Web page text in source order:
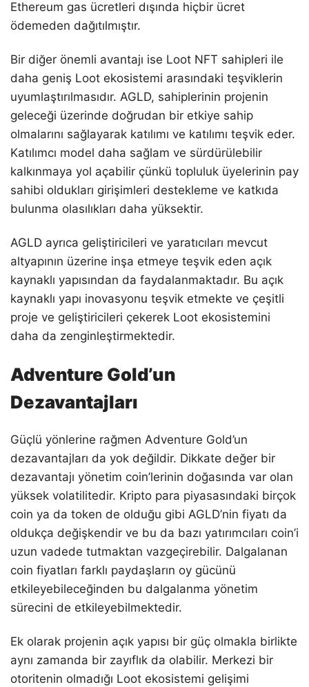
Ethereum gas ücretleri dışında hiçbir ücret
ödemeden dağıtılmıştır.
Bir diğer önemli avantajı ise Loot NFT sahipleri ile
daha geniş Loot ekosistemi arasındaki teşviklerin
uyumlaştırılmasıdır. AGLD, sahiplerinin projenin
geleceği üzerinde doğrudan bir etkiye sahip
olmalarını sağlayarak katılımı ve katılımı teşvik eder.
Katılımcı model daha sağlam ve sürdürülebilir
kalkınmaya yol açabilir çünkü topluluk üyelerinin pay
sahibi oldukları girişimleri destekleme ve katkıda
bulunma olasılıkları daha yüksektir.
AGLD ayrıca geliştiricileri ve yaratıcıları mevcut
altyapının üzerine inşa etmeye teşvik eden açık
kaynaklı yapısından da faydalanmaktadır. Bu açık
kaynaklı yapı inovasyonu teşvik etmekte ve çeşitli
proje ve geliştiricileri çekerek Loot ekosistemini
daha da zenginleştirmektedir.
Adventure Gold’un
Dezavantajları
Güçlü yönlerine rağmen Adventure Gold’un
dezavantajları da yok değildir. Dikkate değer bir
dezavantajı yönetim coin’lerinin doğasında var olan
yüksek volatilitedir. Kripto para piyasasındaki birçok
coin ya da token de olduğu gibi AGLD’nin fiyatı da
oldukça değişkendir ve bu da bazı yatırımcıları coin’i
uzun vadede tutmaktan vazgeçirebilir. Dalgalanan
coin fiyatları farklı paydaşların oy gücünü
etkileyebileceğinden bu dalgalanma yönetim
sürecini de etkileyebilmektedir.
Ek olarak projenin açık yapısı bir güç olmakla birlikte
aynı zamanda bir zayıflık da olabilir. Merkezi bir
otoritenin olmadığı Loot ekosistemi gelişimi